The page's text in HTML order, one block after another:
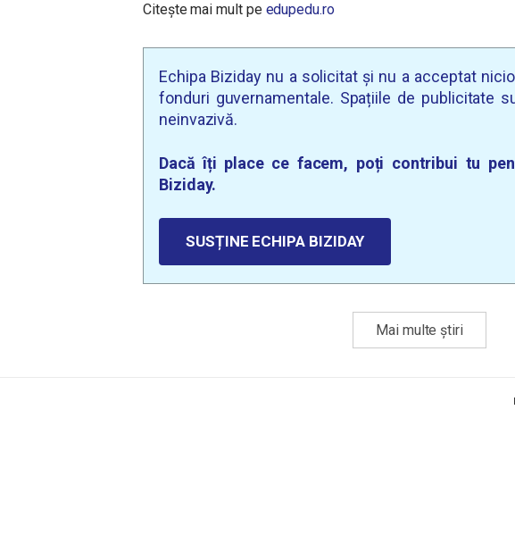
Citește mai mult pe edupedu.ro
Echipa Biziday nu a solicitat și nu a acceptat
fonduri guvernamentale. Spațiile de publicitate
neinvazivă.
Dacă îți place ce facem, poți contribui tu
Biziday.
SUSȚINE ECHIPA BIZIDAY
Mai multe știri